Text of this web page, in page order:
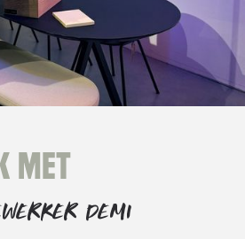
met
DEMI